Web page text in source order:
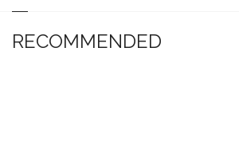
RECOMMENDED